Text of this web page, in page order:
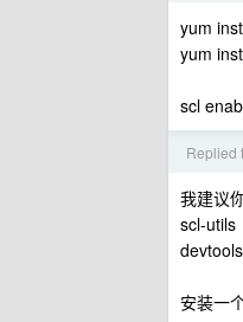
yum
yum
scl
Replied
我建议
scl-utils
安装一